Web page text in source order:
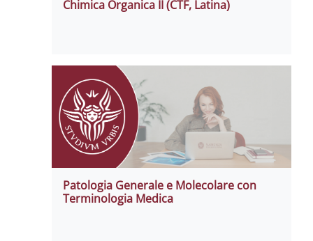
Chimica Organica II (CTF, Latina)
Patologia Generale e Molecolare con
Terminologia Medica